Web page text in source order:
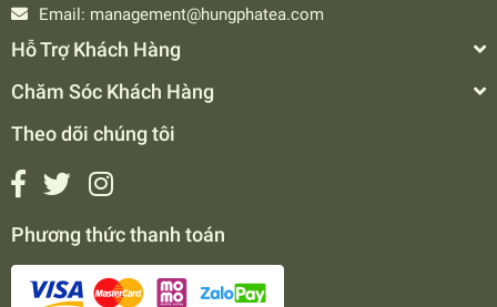
Email: management@hungphatea.com
Hỗ Trợ Khách Hàng
Chăm Sóc Khách Hàng
Theo dõi chúng tôi
Phương thức thanh toán